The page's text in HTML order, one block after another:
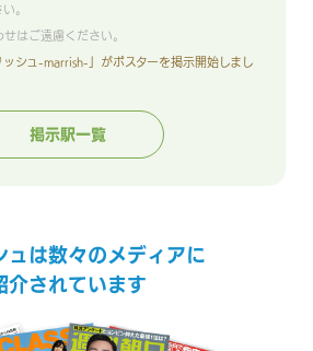
。
はご遠慮ください。
シュ-marrish-」がポスターを掲示開始しまし
掲示駅一覧
ュは数々のメディアに
介されています